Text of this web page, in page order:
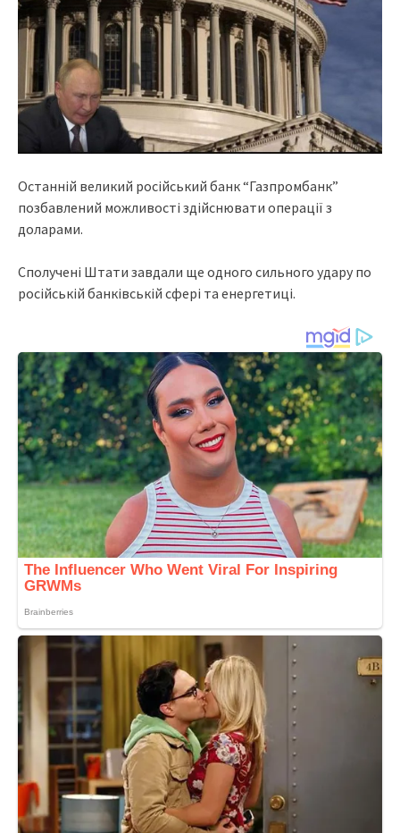
Останній великий російський банк “Газпромбанк”
позбавлений можливості здійснювати операції з
доларами.
Сполучені Штати завдали ще одного сильного удару по
російській банківській сфері та енергетиці.